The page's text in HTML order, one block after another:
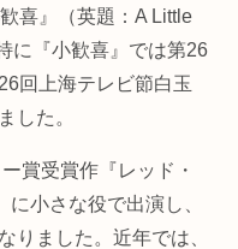
喜』（英題：A Little
に『小歓喜』では第26
回上海テレビ節白玉
した。
賞受賞作『レッド・
小さな役で出演し、
りました。近年では、